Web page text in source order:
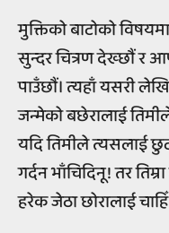
मुक्तिको बाटोको
सुन्दर चित्रण देख्छौं र
पाउँछौं। त्यहाँ यसरी
जन्मेको बछेरालाई
यदि तिमीले त्यसलाई
गर्दन भाँचिदिनू! तर
हरेक जेठा छोरालाई